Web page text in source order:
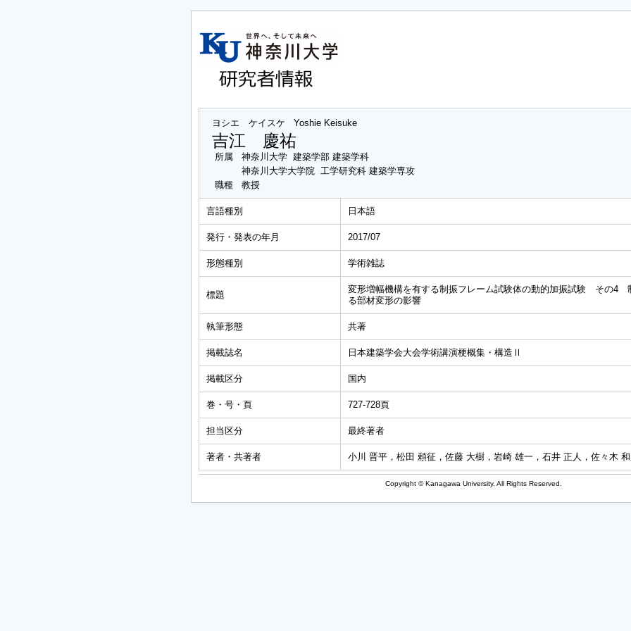
ヨシエ ケイスケ Yoshie Keisuke
吉江 慶祐
所属
神奈川大学 建築学部 建築学科
神奈川大学大学院 工学研究科 建築学専攻
職種
教授
言語種別 日本語
発行・発表の年月 2017/07
形態種別 学術雑誌
標題
変形増幅機構を有する制振フレーム試験体の動的加振試験 その4
る部材変形の影響
執筆形態 共著
掲載誌名 日本建築学会大会学術講演梗概集・構造Ⅱ
掲載区分 国内
巻・号・頁 727-728頁
担当区分 最終著者
著者・共著者 小川 晋平，松田 頼征，佐藤 大樹，岩崎 雄一，石井 正人，佐々木
Copyright © Kanagawa University. All Rights Reserved.